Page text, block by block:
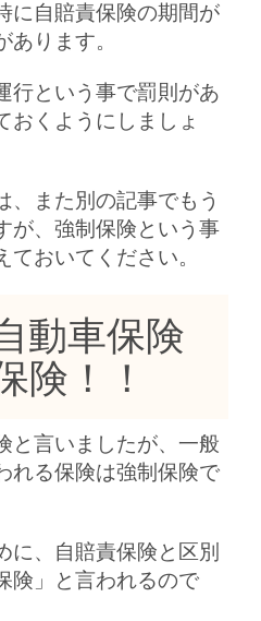
に自賠責保険の期間が
ります。
行という事で罰則があ
おくようにしましょ
、また別の記事でもう
が、強制保険という事
おいてください。
動車保険
険！！
と言いましたが、一般
れる保険は強制保険で
に、自賠責保険と区別
険」と言われるので